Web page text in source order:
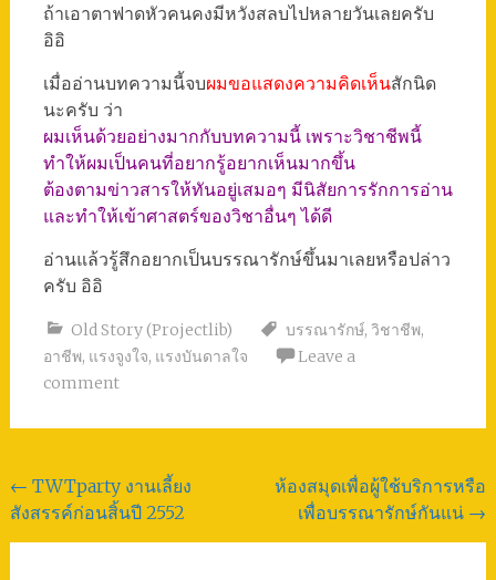
ถ้าเอาตาฟาดหัวคนคงมีหวังสลบไปหลายวันเลยครับ
อิอิ
เมื่ออ่านบทความนี้จบผมขอแสดงความคิดเห็นสักนิด
นะครับ ว่า
ผมเห็นด้วยอย่างมากกับบทความนี้ เพราะวิชาชีพนี้
ทำให้ผมเป็นคนที่อยากรู้อยากเห็นมากขึ้น
ต้องตามข่าวสารให้ทันอยู่เสมอๆ มีนิสัยการรักการอ่าน
และทำให้เข้าศาสตร์ของวิชาอื่นๆ ได้ดี
อ่านแล้วรู้สึกอยากเป็นบรรณารักษ์ขึ้นมาเลยหรือปล่าว
ครับ อิอิ
Old Story (Projectlib) บรรณารักษ์, วิชาชีพ,
อาชีพ, แรงจูงใจ, แรงบันดาลใจ
Leave a
comment
Post
navigation
← TWTparty งานเลี้ยง
สังสรรค์ก่อนสิ้นปี 2552
ห้องสมุดเพื่อผู้ใช้บริการหรือ
เพื่อบรรณารักษ์กันแน่ →